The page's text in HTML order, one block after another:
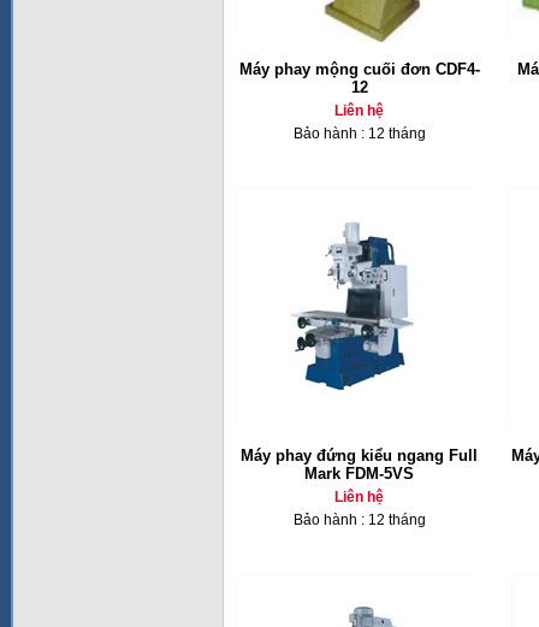
Máy phay mộng cuối đơn CDF4-
12
Liên hệ
Bảo hành : 12 tháng
Máy phay đứng kiểu ngang Full
Mark FDM-5VS
Liên hệ
Bảo hành : 12 tháng